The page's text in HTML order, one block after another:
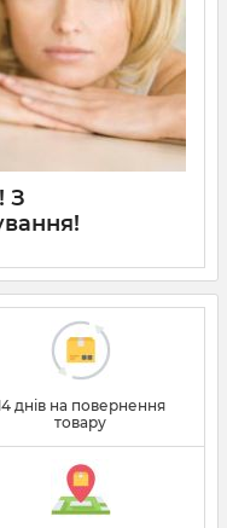
З
почати, а
днів на повернення
товару